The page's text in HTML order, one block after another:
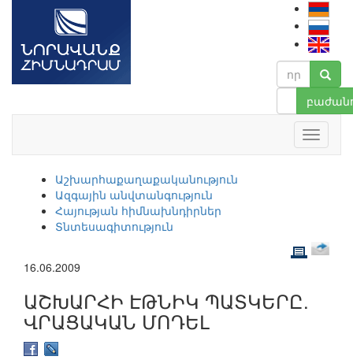
Աշխարհաքաղաքականություն
Ազգային անվտանգություն
Հայության հիմնախնդիրներ
Տնտեսագիտություն
16.06.2009
ԱՇԽԱՐՀԻ ԷԹՆԻԿ ՊԱՏԿԵՐԸ.
ՎՐԱՑԱԿԱՆ ՄՈԴԵԼ